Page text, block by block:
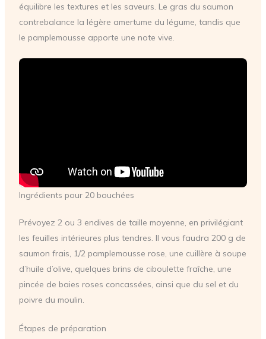
équilibre les textures et les saveurs. Le gras du saumon
contrebalance la légère amertume du légume, tandis que
le pamplemousse apporte une note vive.
Ingrédients pour 20 bouchées
Prévoyez 2 ou 3 endives de taille moyenne, en privilégiant
les feuilles intérieures plus tendres. Il vous faudra 200 g de
saumon frais, 1/2 pamplemousse rose, une cuillère à soupe
d’huile d’olive, quelques brins de ciboulette fraîche, une
pincée de baies roses concassées, ainsi que du sel et du
poivre du moulin.
Étapes de préparation